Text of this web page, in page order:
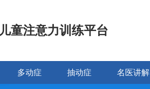
儿童注意力训练平台
多动症 抽动症 名医讲解